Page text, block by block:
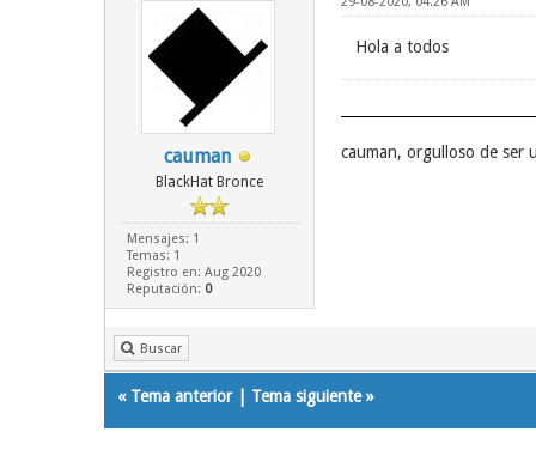
cauman
BlackHat Bronce
Mensajes: 1
Temas: 1
Registro en: Aug 2020
Reputación: 0
Hola a todos
cauman, orgulloso de ser
Buscar
« Tema anterior| Tema siguiente»